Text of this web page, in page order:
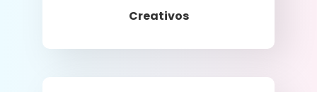
Creativos